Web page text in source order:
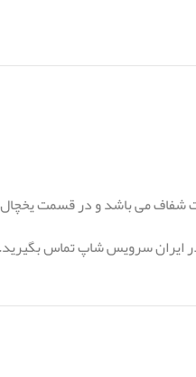
می باشد و در قسمت
ایران سرویس شاپ تماس بگیرید.